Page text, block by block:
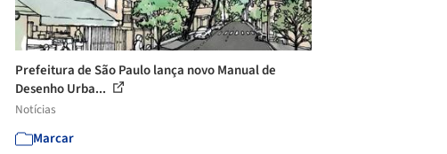
Prefeitura de São Paulo lança novo Manual de
Desenho Urba...
Notícias
Marcar